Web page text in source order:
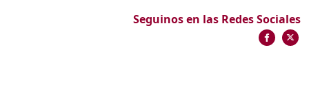
Seguinos en las Redes Sociales